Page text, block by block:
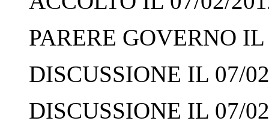
PARERE GOVERNO
DISCUSSIONE IL 07/
DISCUSSIONE IL 07/